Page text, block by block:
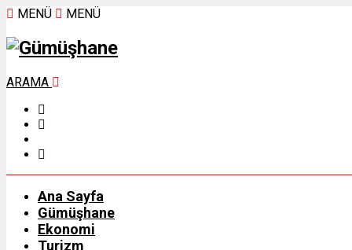
MENÜ MENÜ
ARAMA
Ana Sayfa
Gümüşhane
Ekonomi
Turizm